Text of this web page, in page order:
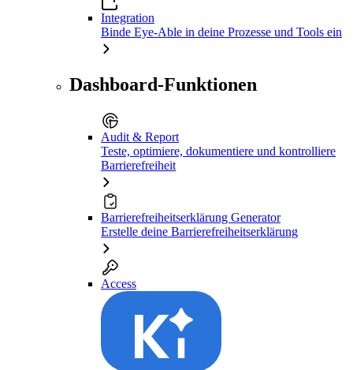
Integration
Binde Eye-Able in deine Prozesse und Tools ein
Dashboard-Funktionen
Audit & Report
Teste, optimiere, dokumentiere und kontrolliere
Barrierefreiheit
Barrierefreiheitserklärung Generator
Erstelle deine Barrierefreiheitserklärung
Access